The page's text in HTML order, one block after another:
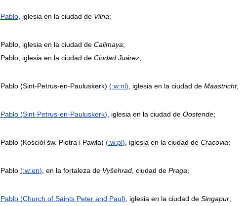
Pablo iglesia en la ciudad de Vilna;
Pablo iglesia en la ciudad de Calimaya;
Pablo iglesia en la ciudad de Ciudad Juárez;
Pablo (Sint-Petrus-en-Pauluskerk) (:w:nl) iglesia en la ciudad de Maastricht;
Pablo (Sint-Petrus-en-Pauluskerk) iglesia en la ciudad de Oostende;
Pablo (Kościół św. Piotra i Pawła) (:w:pl) iglesia en la ciudad de Cracovia;
Pablo (:w:en) en la fortaleza de Vyšehrad ciudad de Praga;
Pablo (Church of Saints Peter and Paul) iglesia en la ciudad de Singapur;